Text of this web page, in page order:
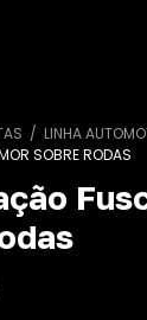
/ LINHA
SOBRE RODAS